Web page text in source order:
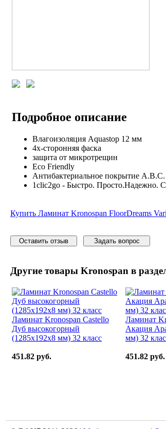
Подробное описание
Влагоизоляция Aquastop 12 мм
4х-сторонняя фаска
защита от микротрещин
Eco Friendly
Антибактериальное покрытие A.B.C.
1clic2go - Быстро. Просто.Надежно.
Купить Ламинат Kronospan FloorDreams
Оставить отзыв Задать вопрос
Другие товары Kronospan в
Ламинат Kronospan Castello
Дуб высокогорный
(1285x192x8 мм) 32 класс
451.82 руб.
Ламинат
Акация
мм) 32
451.82 руб.